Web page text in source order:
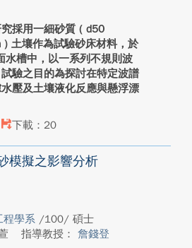
用一細砂質 ( d50
土壤作為試驗砂床材料，於
水槽中，以一系列不規則波
驗之目的為探討在特定波譜
壓及土壤液化反應與懸浮漂
下載：20
模擬之影響分析
程學系 /100/ 碩士
指導教授： 詹錢登